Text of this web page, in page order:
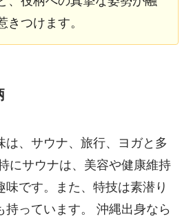
きつけます。
は、サウナ、旅行、ヨガと多
にサウナは、美容や健康維持
味です。また、特技は素潜り
持っています。 沖縄出身なら